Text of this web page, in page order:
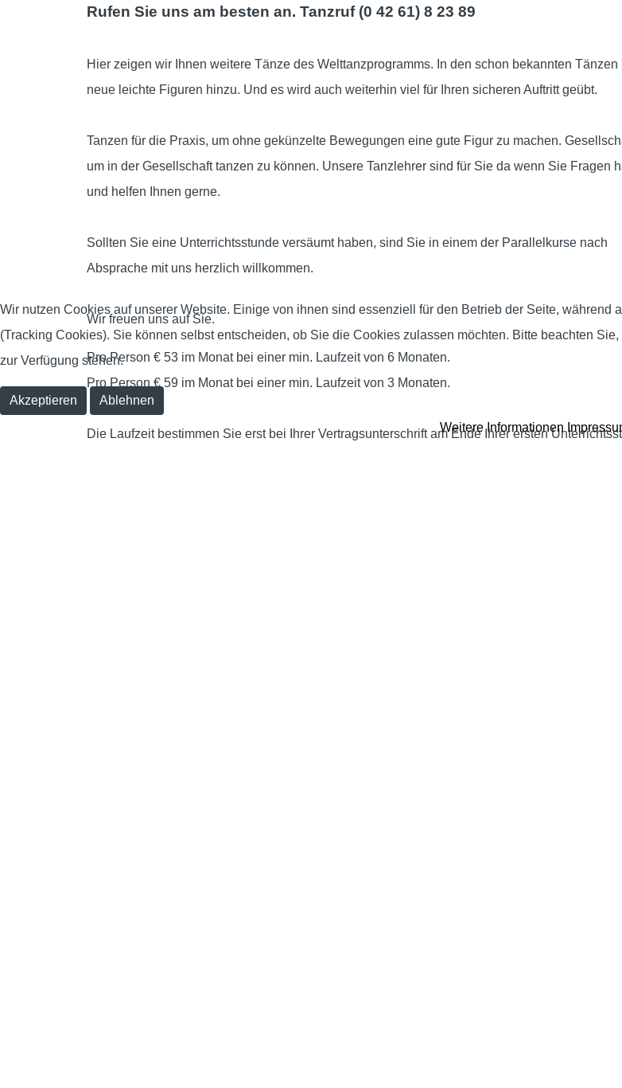
Rufen Sie uns am besten an. Tanzruf (0 42 61) 8 23 89
Hier zeigen wir Ihnen weitere Tänze des Welttanzprogramms. In den schon bekannten Tänzen
neue leichte Figuren hinzu. Und es wird auch weiterhin viel für Ihren sicheren Auftritt geübt.
Tanzen für die Praxis, um ohne gekünzelte Bewegungen eine gute Figur zu machen.
um in der Gesellschaft tanzen zu können. Unsere Tanzlehrer sind für Sie da wenn Sie Fragen
und helfen Ihnen gerne.
Sollten Sie eine Unterrichtsstunde versäumt haben, sind Sie in einem der Parallelkurse nach
Absprache mit uns herzlich willkommen.
Wir freuen uns auf Sie.
Pro Person € 53 im Monat bei einer min. Laufzeit von 6 Monaten.
Pro Person € 59 im Monat bei einer min. Laufzeit von 3 Monaten.
Die Laufzeit bestimmen Sie erst bei Ihrer Vertragsunterschrift am Ende Ihrer ersten
Wir nutzen Cookies auf unserer Website. Einige von ihnen sind essenziell für den Betrieb der Seite,
(Tracking Cookies). Sie können selbst entscheiden, ob Sie die Cookies zulassen möchten. Bitte beachten
zur Verfügung stehen.
Akzeptieren
Ablehnen
Weitere Informationen